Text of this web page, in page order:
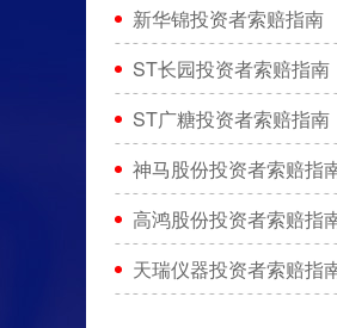
新华锦投资者索赔指南
ST长园投资者索赔指南
ST广糖投资者索赔指南
神马股份投资者索赔指
高鸿股份投资者索赔指
天瑞仪器投资者索赔指